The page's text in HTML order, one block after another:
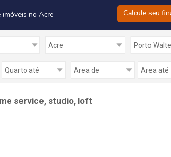
no Acre Calcule seu
service, studio, loft